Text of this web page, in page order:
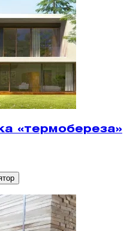
«термобереза»